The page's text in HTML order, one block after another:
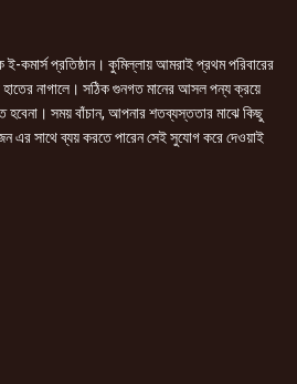
কমার্স প্রতিষ্ঠান। কুমিল্লায় আমরাই প্রথম পরিবারের
হাতের নাগালে। সঠিক গুনগত মানের আসল পন্য ক্রয়ে
হবেনা। সময় বাঁচান, আপনার শতব্যস্ততার মাঝে কিছু
এর সাথে ব্যয় করতে পারেন সেই সুযোগ করে দেওয়াই